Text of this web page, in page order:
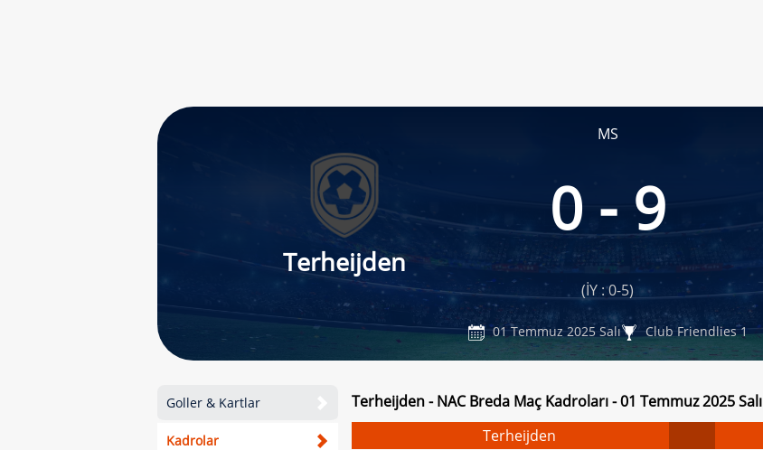
MS
Terheijden
0 - 9
(İY : 0-5)
01 Temmuz 2025 Salı Club Friendlies 1
Goller & Kartlar
Kadrolar
Terheijden - NAC Breda Maç Kadroları - 01 Temmuz 2025 Salı
Terheijden